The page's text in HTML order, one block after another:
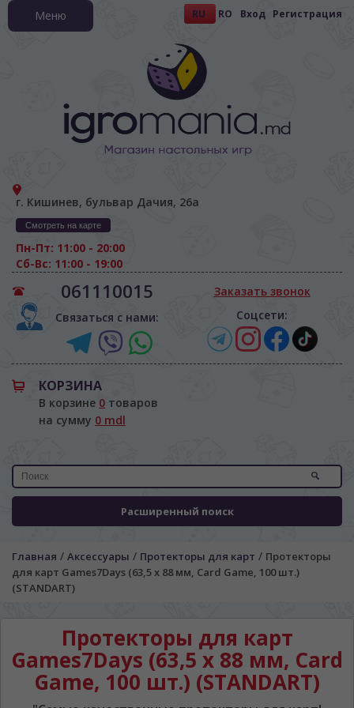
RU RO Вход Регистрация
г. Кишинев, бульвар Дачия, 26а
Смотреть на карте
Пн-Пт: 11:00 - 20:00
Сб-Вс: 11:00 - 19:00
061110015
Связаться с нами:
Заказать звонок
Соцсети:
КОРЗИНА
В корзине 0 товаров
на сумму 0 mdl
Расширенный поиск
Меню
Главная / Аксессуары / Протекторы для карт / Протекторы
для карт Games7Days (63,5 х 88 мм, Card Game, 100 шт.)
(STANDART)
Протекторы для карт
Games7Days (63,5 х 88 мм, Card
Game, 100 шт.) (STANDART)
На каком языке Вы хотите
просматривать наш сайт?
În ce limbă ați dori să vedeți site-ul nostru?
Беспокоим Вас только один раз, далее
сохраним Ваш выбор языка.
Vă vom deranja doar o singură dată, apoi vă
vom salva alegerea limbii.